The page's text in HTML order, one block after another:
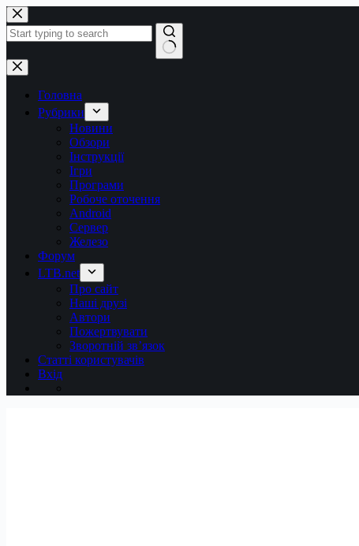
Перейти
до
вмісту
Немає
результатів
Головна
Рубрики
Новини
Обзори
Інструкції
Ігри
Програми
Робоче оточення
Android
Сервер
Железо
Форум
LTB.net
Про сайт
Наші друзі
Автори
Пожертвувати
Зворотній зв’язок
Статті користувачів
Вхід